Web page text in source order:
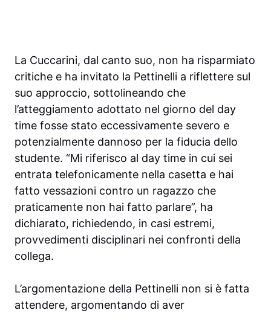
La Cuccarini, dal canto suo, non ha risparmiato
critiche e ha invitato la Pettinelli a riflettere sul
suo approccio, sottolineando che
l’atteggiamento adottato nel giorno del day
time fosse stato eccessivamente severo e
potenzialmente dannoso per la fiducia dello
studente. “Mi riferisco al day time in cui sei
entrata telefonicamente nella casetta e hai
fatto vessazioni contro un ragazzo che
praticamente non hai fatto parlare”, ha
dichiarato, richiedendo, in casi estremi,
provvedimenti disciplinari nei confronti della
collega.
L’argomentazione della Pettinelli non si è fatta
attendere, argomentando di aver